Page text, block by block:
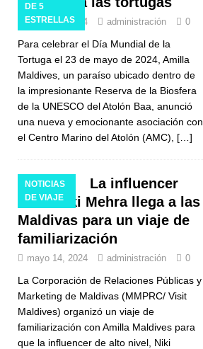
DE 5
ESTRELLAS
mayo 25, 2024 administración 0
Para celebrar el Día Mundial de la
Tortuga el 23 de mayo de 2024, Amilla
Maldives, un paraíso ubicado dentro de
la impresionante Reserva de la Biosfera
de la UNESCO del Atolón Baa, anunció
una nueva y emocionante asociación con
el Centro Marino del Atolón (AMC), […]
NOTICIAS
DE VIAJE
La influencer
india Niki Mehra llega a las
Maldivas para un viaje de
familiarización
mayo 14, 2024 administración 0
La Corporación de Relaciones Públicas y
Marketing de Maldivas (MMPRC/ Visit
Maldives) organizó un viaje de
familiarización con Amilla Maldives para
que la influencer de alto nivel, Niki